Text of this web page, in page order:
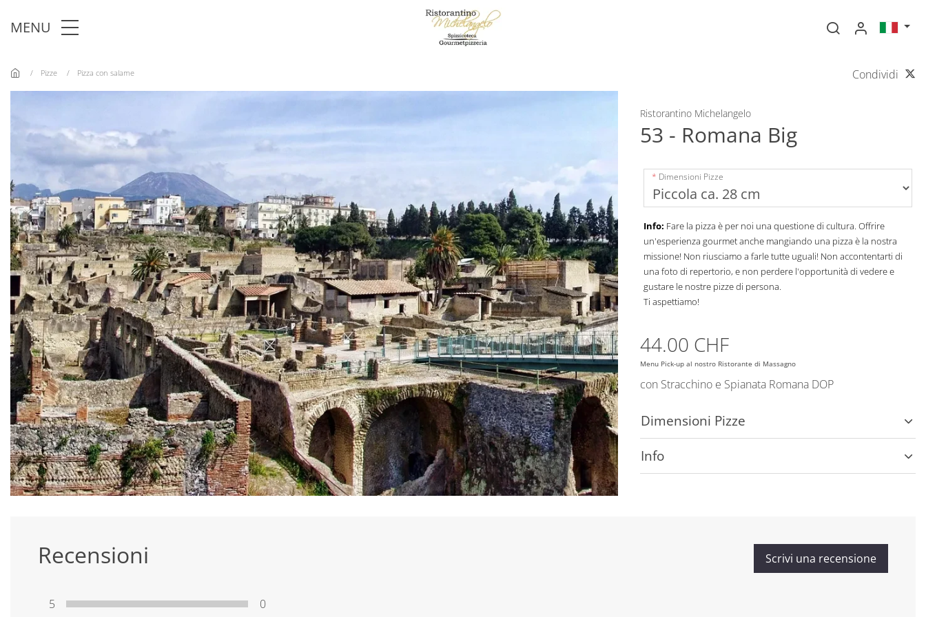
MENU
Condividi
Pizze Pizza con salame
Ristorantino Michelangelo
53 - Romana Big
Dimensioni Pizze
Info: Fare la pizza è per noi una questione di cultura. Offrire
un'esperienza gourmet anche mangiando una pizza è la nostra
missione! Non riusciamo a farle tutte uguali! Non accontentarti di
una foto di repertorio, e non perdere l'opportunità di vedere e
gustare le nostre pizze di persona.
Ti aspettiamo!
44.00 CHF
Menu Pick-up al nostro Ristorante di Massagno
con Stracchino e Spianata Romana DOP
Dimensioni Pizze
Info
Recensioni Scrivi una recensione
5
0